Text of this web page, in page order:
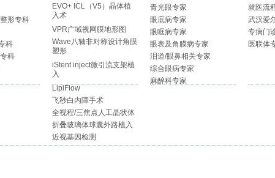
形专科
科
科
EVO+ ICL（V5）晶体植
入术
VPR广域视网膜地形图
Wave八轴非对称设计角膜
塑形
iStent inject微引流支架植
入
LipiFlow
飞秒白内障手术
全视程/三焦点人工晶状体
折叠玻璃体球囊外路植入
近视基因检测
青光眼专家
眼底病专家
眼眶病专家
眼表及角膜病专家
泪道/眼鼻相关专家
综合眼病专家
麻醉科专家
就医流
武汉爱
专病门
医联体